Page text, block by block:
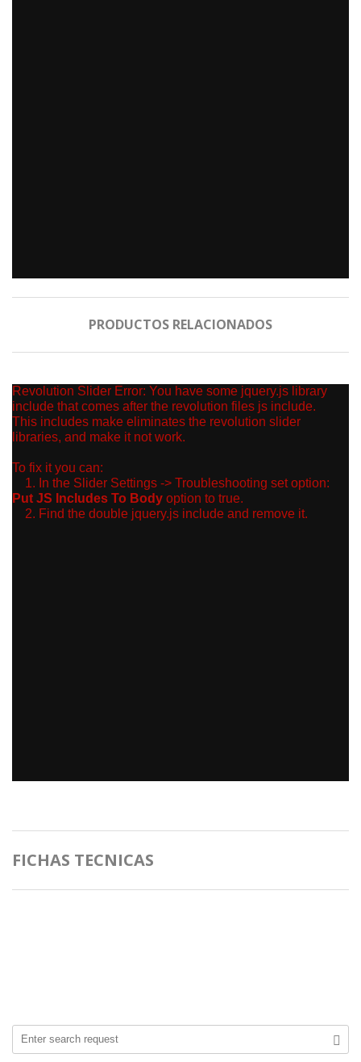
PRODUCTOS RELACIONADOS
Revolution Slider Error: You have some jquery.js library
include that comes after the revolution files js include.
This includes make eliminates the revolution slider
libraries, and make it not work.
To fix it you can:
1. In the Slider Settings -> Troubleshooting set option:
Put JS Includes To Body option to true.
2. Find the double jquery.js include and remove it.
FICHAS TECNICAS